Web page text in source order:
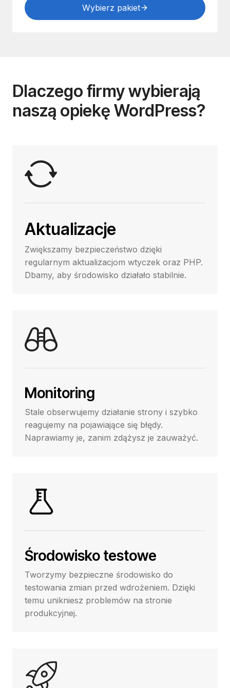
Wybierz pakiet
Dlaczego firmy wybierają
naszą opiekę WordPress?
Aktualizacje
Zwiększamy bezpieczeństwo dzięki
regularnym aktualizacjom wtyczek oraz PHP.
Dbamy, aby środowisko działało stabilnie.
Monitoring
Stale obserwujemy działanie strony i szybko
reagujemy na pojawiające się błędy.
Naprawiamy je, zanim zdążysz je zauważyć.
Środowisko testowe
Tworzymy bezpieczne środowisko do
testowania zmian przed wdrożeniem. Dzięki
temu unikniesz problemów na stronie
produkcyjnej.